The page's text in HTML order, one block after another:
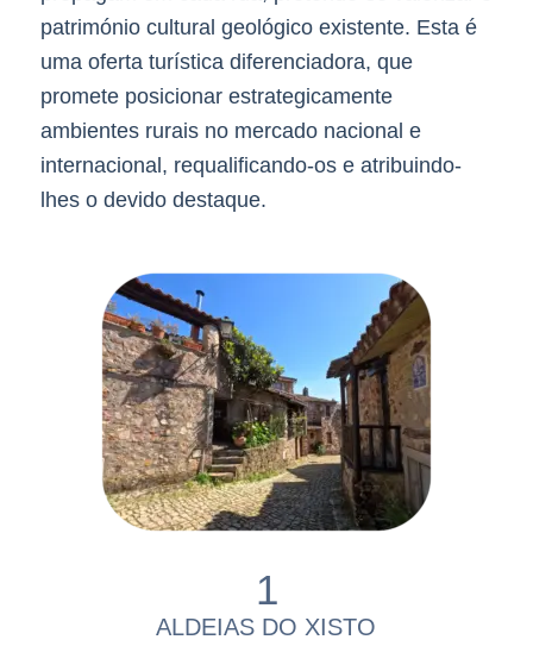
património cultural geológico existente. Esta é
uma oferta turística diferenciadora, que
promete posicionar estrategicamente
ambientes rurais no mercado nacional e
internacional, requalificando-os e atribuindo-
lhes o devido destaque.
1
ALDEIAS DO XISTO